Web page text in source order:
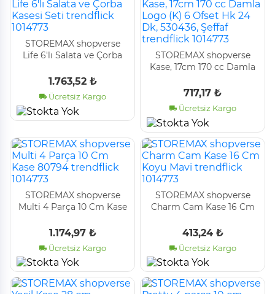
STOREMAX shopverse
Life 6'lı Salata ve Çorba
1014773
1.763,52 ₺
Ücretsiz Kargo
STOREMAX shopverse
Kase, 17cm 170 cc Damla
Dk, 530436, Şeffaf
trendflick 1014773
717,17 ₺
Ücretsiz Kargo
STOREMAX shopverse
Multi 4 Parça 10 Cm Kase
1.174,97 ₺
Ücretsiz Kargo
STOREMAX shopverse
Charm Cam Kase 16 Cm
1014773
413,24 ₺
Ücretsiz Kargo